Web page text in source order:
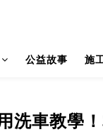
公益故事 施
洗車教學